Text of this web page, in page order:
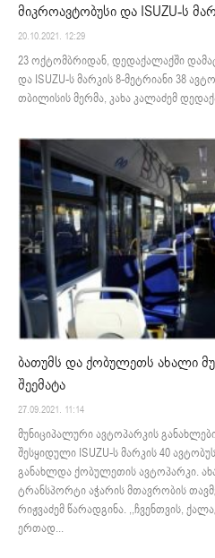
მიკროავტობუსი და ISUZU-ს
20.10.2021. 12:29
23 ოქტომბრიდან, დედაქალაქში
და ISUZU-ს მარკის 8-მეტრიანი 38
თბილისის მერმა, კახა კალაძემ
ბათუმს და ქობულეთს ახალი
შეემატა
27.09.2021. 11:14
მუნიციპალური ავტოპარკის
შესყიდული ISUZU-ს მარკის 40
განახლდა ქობულეთის ავტოპარკი.
ტრანსპორტი აჭარის მთავრობის
რიჟვაძემ წარადგინა. ,,ჩვენთვის,
ერთად...